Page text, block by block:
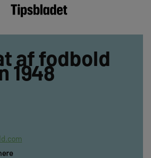
af fodbold
1948